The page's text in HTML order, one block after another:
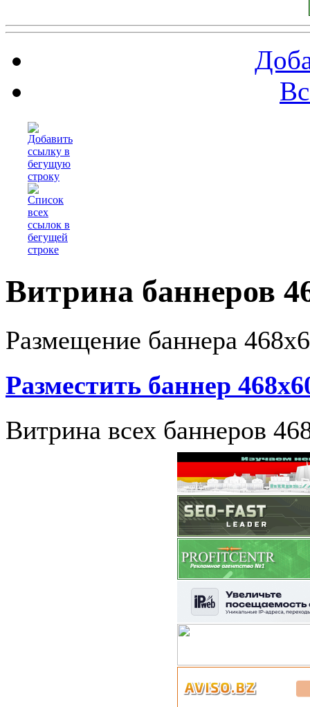
Витрина баннеров
Размещение баннера
Разместить баннер
Витрина всех баннеров